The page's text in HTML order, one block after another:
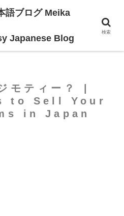
モティー？ |
to Sell Your
in Japan
語ブログ Meika
Japanese Blog
検索